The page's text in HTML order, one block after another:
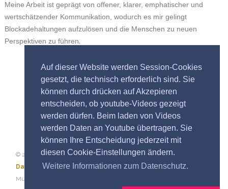
Auf dieser Website werden Session-Cookies
gesetzt, die technisch erforderlich sind. Sie
können durch drücken auf Akzepieren
entscheiden, ob youtube-Videos gezeigt
werden dürfen. Beim laden von Videos
werden Daten an Youtube übertragen. Sie
können Ihre Entscheidung jederzeit mit
diesen Cookie-Einstellungen ändern.
Weitere Informationen zum Datenschutz.
Meine Arbeit ist geprägt von offener, klarer, emphatischer und
wertschätzender Kommunikation, wodurch es mir gelingt
Blockadehaltungen aufzulösen und die Menschen zu neuen
Perspektiven zu führen.
© 2019 - Kurt Münichsdorfer |Impressum|
Datenschutz| AGB|Sitemap| Realisierung: Kurt
Münichsdorfer Basierend auf einem Design von